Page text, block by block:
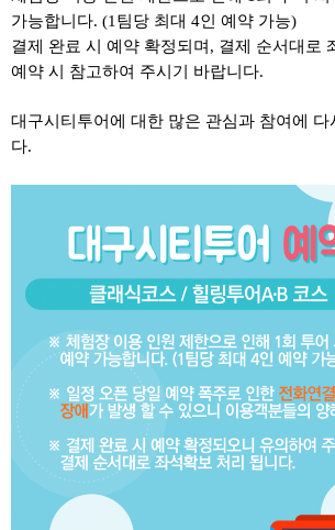
가능합니다. (1팀당 최대 4인 예약 가능)
결제 완료 시 예약 확정되며, 결제 순서대로
예약 시 참고하여 주시기 바랍니다.
대구시티투어에 대한 많은 관심과 참여에 다
다.